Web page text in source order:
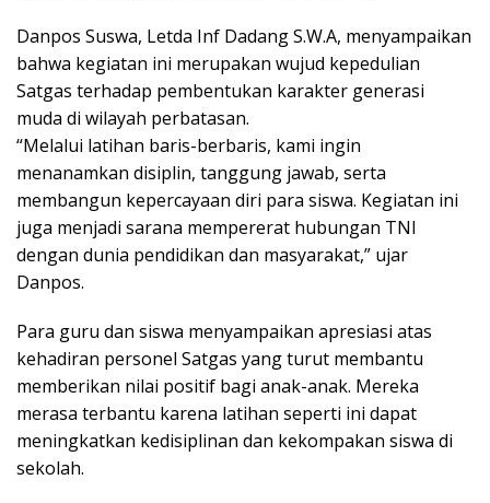
Danpos Suswa, Letda Inf Dadang S.W.A, menyampaikan
bahwa kegiatan ini merupakan wujud kepedulian
Satgas terhadap pembentukan karakter generasi
muda di wilayah perbatasan.
“Melalui latihan baris-berbaris, kami ingin
menanamkan disiplin, tanggung jawab, serta
membangun kepercayaan diri para siswa. Kegiatan ini
juga menjadi sarana mempererat hubungan TNI
dengan dunia pendidikan dan masyarakat,” ujar
Danpos.
Para guru dan siswa menyampaikan apresiasi atas
kehadiran personel Satgas yang turut membantu
memberikan nilai positif bagi anak-anak. Mereka
merasa terbantu karena latihan seperti ini dapat
meningkatkan kedisiplinan dan kekompakan siswa di
sekolah.